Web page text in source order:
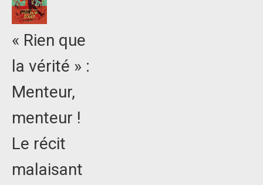
« Rien que
la vérité » :
Menteur,
menteur !
Le récit
malaisant